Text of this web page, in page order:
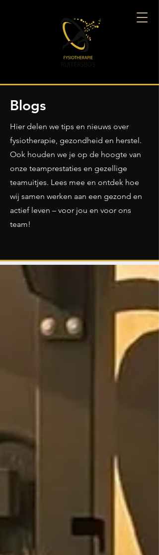
Blogs
Hier delen we tips en nieuws over
fysiotherapie, gezondheid en herstel.
Ook houden we je op de hoogte van
onze teamprestaties en gezellige
teamuitjes. Lees mee en ontdek hoe
wij samen werken aan een gezond en
actief leven – voor jou en voor ons
team!